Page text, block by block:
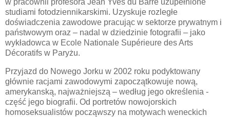
studiami fotodziennikarskimi. Uzyskuje rozległe
doświadczenia zawodowe pracując w sektorze prywatnym i
państwowym oraz – nadal w dziedzinie fotografii – jako
wykładowca w Ecole Nationale Supérieure des Arts
Décoratifs w Paryżu.
Przyjazd do Nowego Jorku w 2002 roku podyktowany
głównie racjami zawodowymi zapoczątkowuje nową,
amerykanską, najważniejszą – według jego określenia -
część jego biografii. Od portretów nowojorskich
homoseksualistów począwszy na motywach weneckich